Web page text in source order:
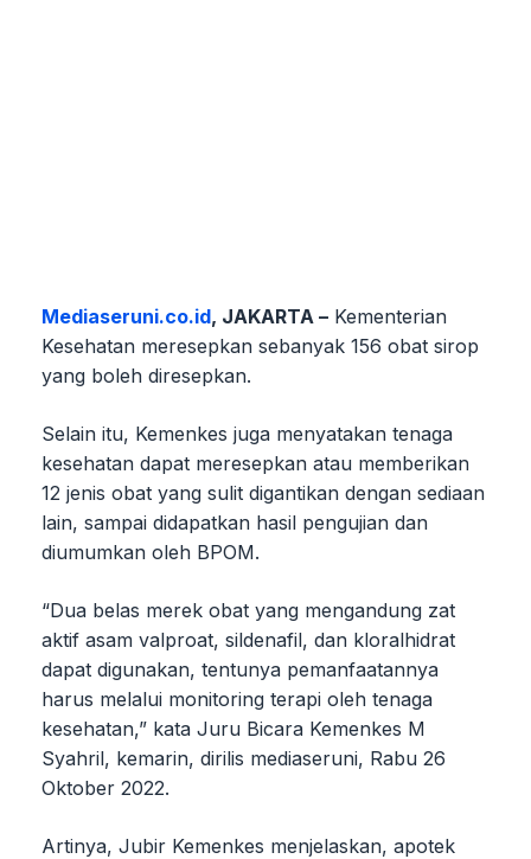
Mediaseruni.co.id, JAKARTA – Kementerian
Kesehatan meresepkan sebanyak 156 obat sirop
yang boleh diresepkan.
Selain itu, Kemenkes juga menyatakan tenaga
kesehatan dapat meresepkan atau memberikan
12 jenis obat yang sulit digantikan dengan sediaan
lain, sampai didapatkan hasil pengujian dan
diumumkan oleh BPOM.
“Dua belas merek obat yang mengandung zat
aktif asam valproat, sildenafil, dan kloralhidrat
dapat digunakan, tentunya pemanfaatannya
harus melalui monitoring terapi oleh tenaga
kesehatan,” kata Juru Bicara Kemenkes M
Syahril, kemarin, dirilis mediaseruni, Rabu 26
Oktober 2022.
Artinya, Jubir Kemenkes menjelaskan, apotek